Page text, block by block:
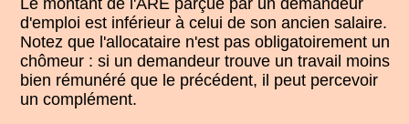
d'emploi est inférieur à celui de son ancien salaire.
Notez que l'allocataire n'est pas obligatoirement un
chômeur : si un demandeur trouve un travail moins
bien rémunéré que le précédent, il peut percevoir
un complément.